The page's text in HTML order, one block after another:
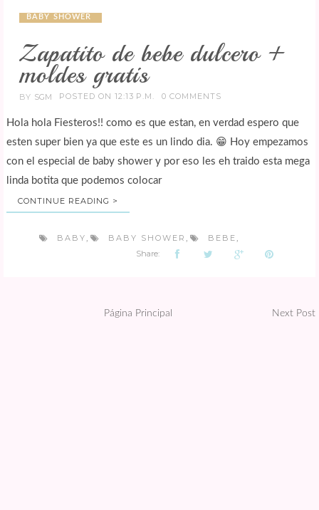
BABY SHOWER
Zapatito de bebe dulcero +
moldes gratis
BY SGM POSTED ON 12:13 P.M. 0 COMMENTS
Hola hola Fiesteros!! como es que estan, en verdad espero que
esten super bien ya que este es un lindo dia. 😁 Hoy empezamos
con el especial de baby shower y por eso les eh traido esta mega
linda botita que podemos colocar
CONTINUE READING >
BABY BABY SHOWER BEBE
Share:
Página Principal Next Post